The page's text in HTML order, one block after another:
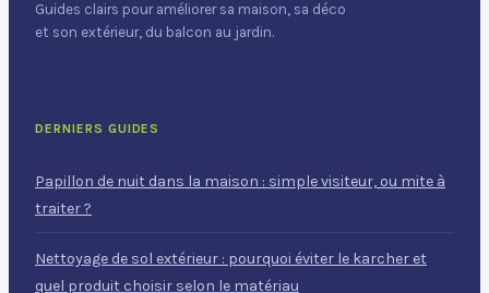
Guides clairs pour améliorer sa maison, sa déco
et son extérieur, du balcon au jardin.
DERNIERS GUIDES
Papillon de nuit dans la maison : simple visiteur, ou mite à
traiter ?
Nettoyage de sol extérieur : pourquoi éviter le karcher et
quel produit choisir selon le matériau